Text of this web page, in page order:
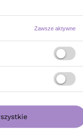
Zawsze aktywne